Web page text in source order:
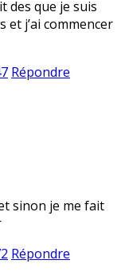
des que je suis
et j’ai commencer
Répondre
sinon je me fait
Répondre